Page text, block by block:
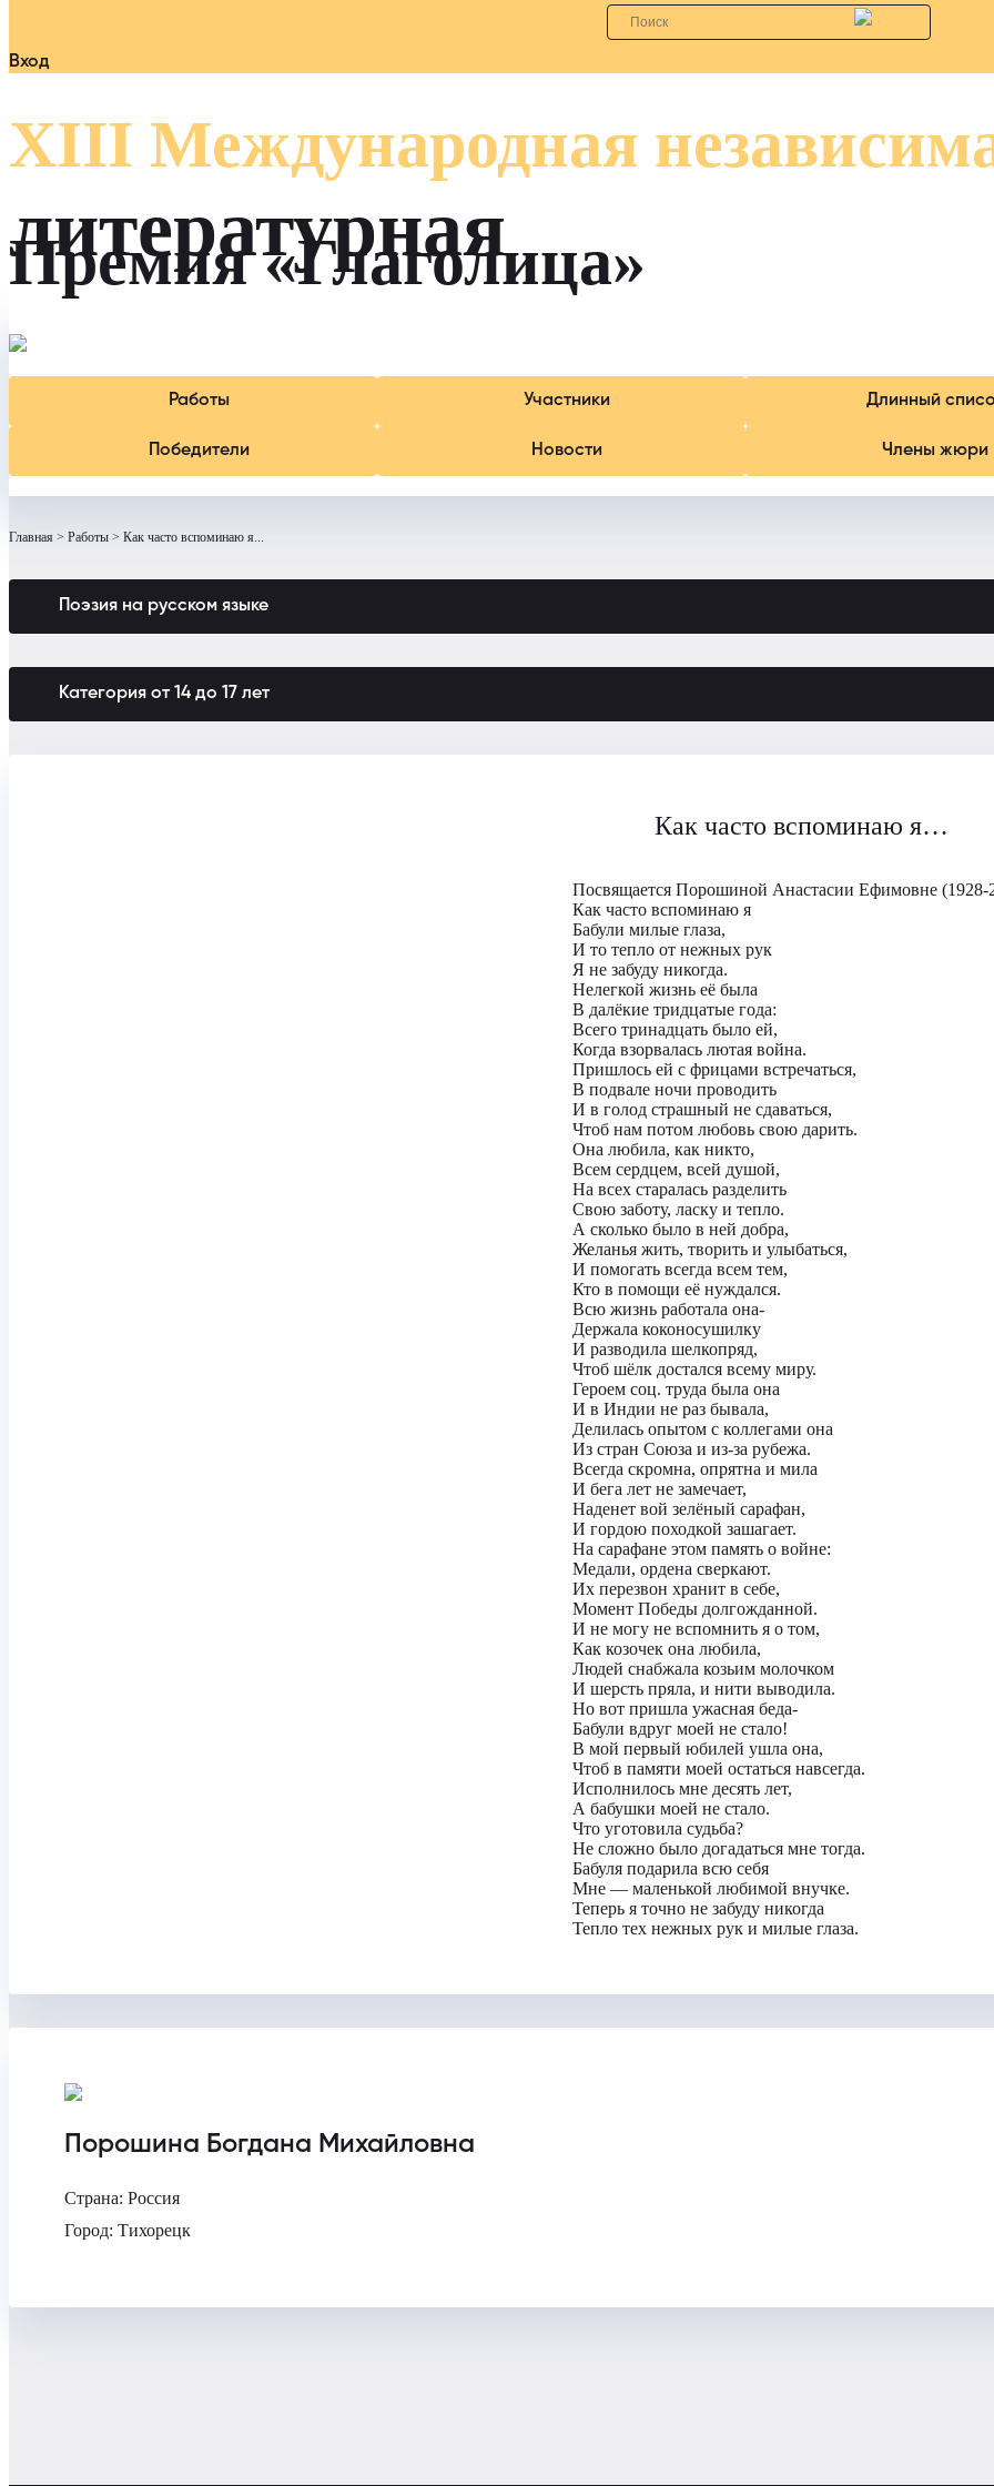
Вход
XIII Международная
литературная
Премия «Глаголица»
Работы Участники Длинный
Победители Новости Члены жюри
Главная Работы Как часто вспоминаю я...
Поэзия на русском языке
Категория от 14 до 17 лет
Как часто вспоминаю я…
Посвящается Порошиной Анастасии Ефимовне (1928-
Как часто вспоминаю я
Бабули милые глаза,
И то тепло от нежных рук
Я не забуду никогда.
Нелегкой жизнь её была
В далёкие тридцатые года:
Всего тринадцать было ей,
Когда взорвалась лютая война.
Пришлось ей с фрицами встречаться,
В подвале ночи проводить
И в голод страшный не сдаваться,
Чтоб нам потом любовь свою дарить.
Она любила, как никто,
Всем сердцем, всей душой,
На всех старалась разделить
Свою заботу, ласку и тепло.
А сколько было в ней добра,
Желанья жить, творить и улыбаться,
И помогать всегда всем тем,
Кто в помощи её нуждался.
Всю жизнь работала она-
Держала коконосушилку
И разводила шелкопряд,
Чтоб шёлк достался всему миру.
Героем соц. труда была она
И в Индии не раз бывала,
Делилась опытом с коллегами она
Из стран Союза и из-за рубежа.
Всегда скромна, опрятна и мила
И бега лет не замечает,
Наденет вой зелёный сарафан,
И гордою походкой зашагает.
На сарафане этом память о войне:
Медали, ордена сверкают.
Их перезвон хранит в себе,
Момент Победы долгожданной.
И не могу не вспомнить я о том,
Как козочек она любила,
Людей снабжала козьим молочком
И шерсть пряла, и нити выводила.
Но вот пришла ужасная беда-
Бабули вдруг моей не стало!
В мой первый юбилей ушла она,
Чтоб в памяти моей остаться навсегда.
Исполнилось мне десять лет,
А бабушки моей не стало.
Что уготовила судьба?
Не сложно было догадаться мне тогда.
Бабуля подарила всю себя
Мне — маленькой любимой внучке.
Теперь я точно не забуду никогда
Тепло тех нежных рук и милые глаза.
Порошина Богдана Михайловна
Страна: Россия
Город: Тихорецк